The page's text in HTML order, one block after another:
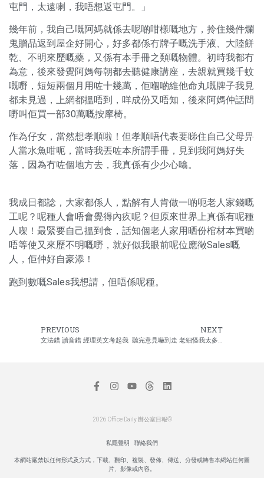
屯門，太遠喇，我唔想返屯門。」
幾年前，我自己嘅阿媽就係去呢啲咁樣嘅地方，拎住幾件爛
鬼贈品返到屋企好開心，好多都係冇牌子嘅洗手液、大陸餅
乾、不明來歷嘅藥，又係有本手冊之類嘅物體。初時我都冇
為意，後來發覺阿媽每朝都去聽健康講座，去親就買幾千蚊
嘅嘢，短短兩個月用咗十幾萬，佢嗰啲維他命丸嘅牌子我見
都未見過，上網都搵唔到，咩成份又唔知，後來阿媽仲話間
嘢叫佢買一部30萬嘅按摩椅。
作為仔女，當然想孝順啦！但孝順唔代表要睇住自己父母畀
人當水魚咁呃，當時我丟咗本所謂手冊，見到我阿媽好失
落，因為冇咗個地方去，我真係有少少心噏。
我成日都諗，大家都係人，點解有人肯做一啲呃老人家錢嘅
工呢？呢種人會唔會覺得內疚呢？但原來世界上真係有呢種
人㗎！最緊要自己搵到食，話知個老人家用晒份棺材本買啲
唔等使又來歷不明嘅嘢，就好似我眼前呢位應徵Sales嘅
人，佢仲好自豪添！
跑到數嘅Sales我想請，但唔係呢種。
PREVIOUS
文法錯 讀音錯 經理英文考起我
NEXT
聽完意見嚇到走 老細怪我太多口
2026 Office Daily 辦公室日報©
私隱聲明 聯絡我們
本網站嚴禁以任何形式及方式，下載、翻印、複製、發佈、傳送、分發或轉售本網站任何圖
片、影像或內容。